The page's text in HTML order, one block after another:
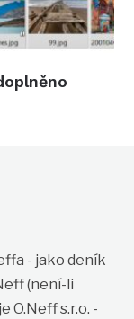
- jako deník
(není-li
O.Neff s.r.o. -